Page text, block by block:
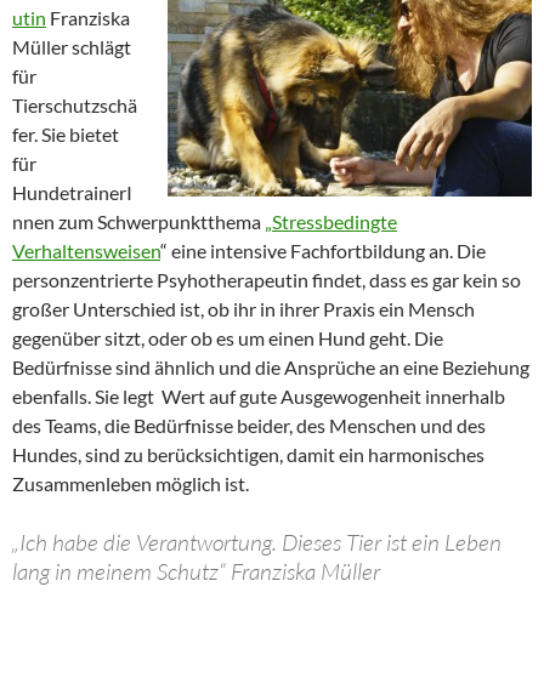
utin Franziska
Müller schlägt
für
Tierschutzschä
fer. Sie bietet
für
HundetrainerI
nnen zum Schwerpunktthema „Stressbedingte
Verhaltensweisen“ eine intensive Fachfortbildung an. Die
personzentrierte Psyhotherapeutin findet, dass es gar kein so
großer Unterschied ist, ob ihr in ihrer Praxis ein Mensch
gegenüber sitzt, oder ob es um einen Hund geht. Die
Bedürfnisse sind ähnlich und die Ansprüche an eine Beziehung
ebenfalls. Sie legt Wert auf gute Ausgewogenheit innerhalb
des Teams, die Bedürfnisse beider, des Menschen und des
Hundes, sind zu berücksichtigen, damit ein harmonisches
Zusammenleben möglich ist.
„Ich habe die Verantwortung. Dieses Tier ist ein Leben
lang in meinem Schutz“ Franziska Müller